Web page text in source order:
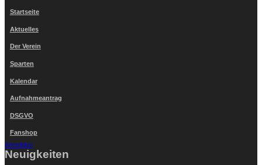
Startseite
Aktuelles
Der Verein
Sparten
Kalendar
Aufnahmeantrag
DSGVO
Fanshop
Anmelden
Neuigkeiten